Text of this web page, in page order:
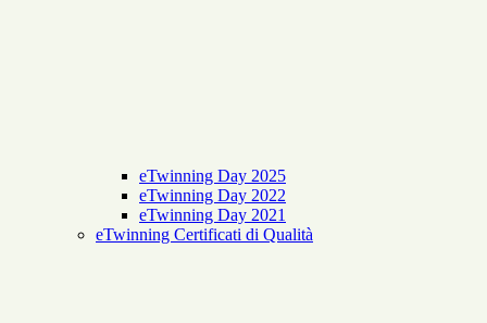
eTwinning Day 2025
eTwinning Day 2022
eTwinning Day 2021
eTwinning Certificati di Qualità